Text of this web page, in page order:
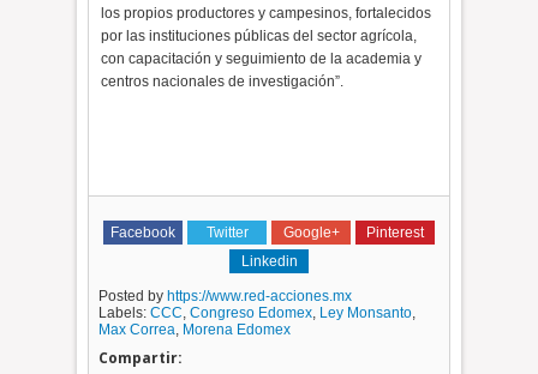
los propios productores y campesinos, fortalecidos
por las instituciones públicas del sector agrícola,
con capacitación y seguimiento de la academia y
centros nacionales de investigación”.
Facebook Twitter Google+
Pinterest
Linkedin
Posted by https://www.red-acciones.mx
Labels:CCC,Congreso Edomex, Ley Monsanto,
Max Correa, Morena Edomex
Compartir: